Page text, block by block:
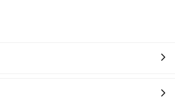
。註冊完iRent的app後，可以每小時